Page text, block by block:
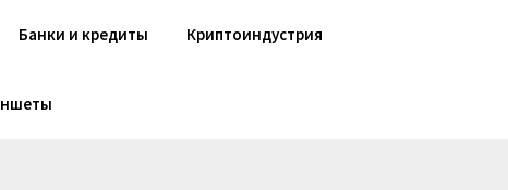
Банки и кредиты Криптоиндустрия